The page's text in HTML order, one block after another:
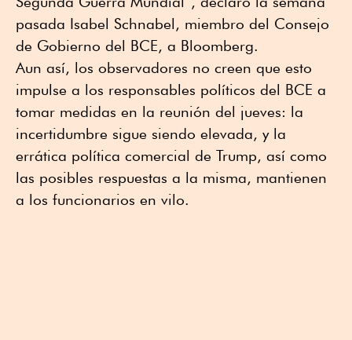
pasada Isabel Schnabel, miembro del Consejo
de Gobierno del BCE, a Bloomberg.
Aun así, los observadores no creen que esto
impulse a los responsables políticos del BCE a
tomar medidas en la reunión del jueves: la
incertidumbre sigue siendo elevada, y la
errática política comercial de Trump, así como
las posibles respuestas a la misma, mantienen
a los funcionarios en vilo.